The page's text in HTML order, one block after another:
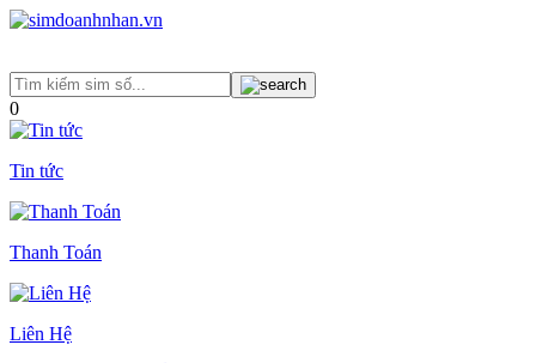
0
Tin tức
Thanh Toán
Liên Hệ